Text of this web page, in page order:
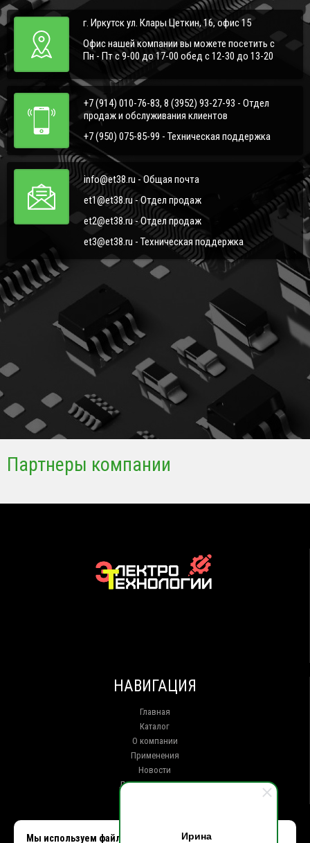
Ирина
г. Иркутск ул. Клары Цеткин, 16, офис 15
Офис нашей компании вы можете посетить с
Пн - Пт с 9-00 до 17-00 обед с 12-30 до 13-20
+7 (914) 010-76-83, 8 (3952) 93-27-93 - Отдел
продаж и обслуживания клиентов
+7 (950) 075-85-99 - Техническая поддержка
info@et38.ru - Общая почта
et1@et38.ru - Отдел продаж
et2@et38.ru - Отдел продаж
et3@et38.ru - Техническая поддержка
Партнеры компании
НАВИГАЦИЯ
Главная
Каталог
О компании
Применения
Новости
Доставка и оплата
Мы используем файлы cookie, чтобы улучшить работу